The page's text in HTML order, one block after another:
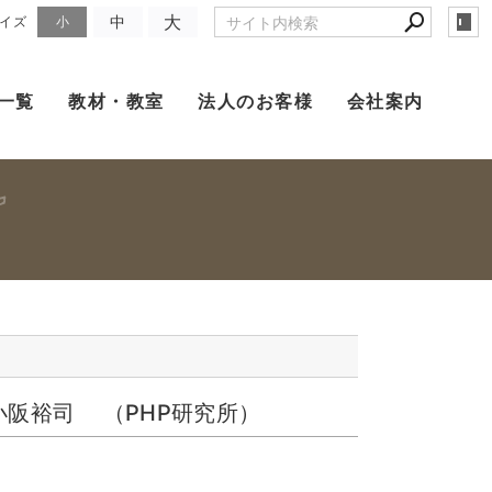
ズ 小 中 大
覧 教材・教室 法人のお客様 会社案内
阪裕司 （PHP研究所）